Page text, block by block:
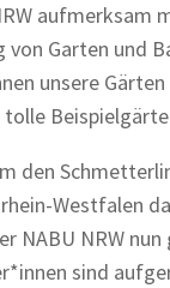
aufmerksam
Garten und
unsere
den
Westfalen
NABU NRW
sind